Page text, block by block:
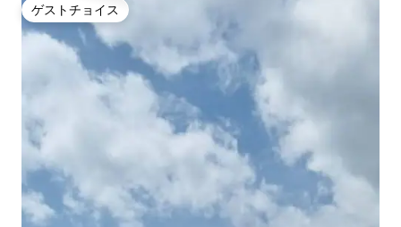
ゲストチョイス
ゲストチョイス